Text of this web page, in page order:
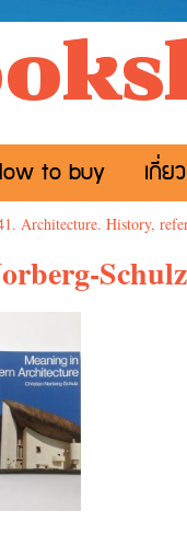
to buy เกี่
Architecture. History,